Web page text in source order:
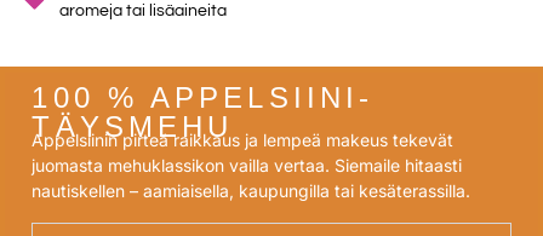
aromeja tai lisäaineita
100 % APPELSIINI-
TÄYSMEHU
Appelsiinin pirteä raikkaus ja lempeä makeus tekevät
juomasta mehuklassikon vailla vertaa. Siemaile hitaasti
nautiskellen – aamiaisella, kaupungilla tai kesäterassilla.